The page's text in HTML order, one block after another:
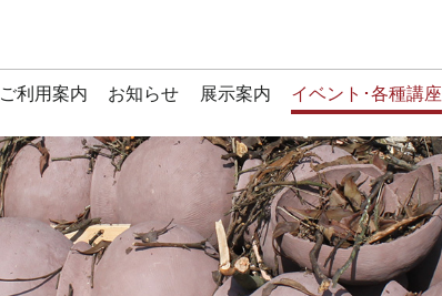
ご利用案内 お知らせ 展示案内 イベント･各種講座